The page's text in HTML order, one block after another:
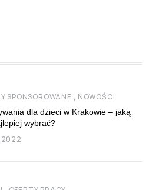
SPONSOROWANE , NOWOŚCI
dla dzieci w Krakowie – jaką
wybrać?